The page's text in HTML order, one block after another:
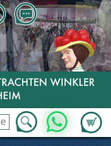
Zum
WhatsApp